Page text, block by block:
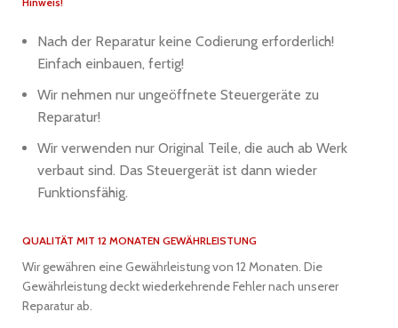
Nach der Reparatur keine Codierung erforderlich!
Einfach einbauen, fertig!
Wir nehmen nur ungeöffnete Steuergeräte zu
Reparatur!
Wir verwenden nur Original Teile, die auch ab Werk
verbaut sind. Das Steuergerät ist dann wieder
Funktionsfähig.
QUALITÄT MIT 12 MONATEN GEWÄHRLEISTUNG
Wir gewähren eine Gewährleistung von 12 Monaten. Die
Gewährleistung deckt wiederkehrende Fehler nach unserer
Reparatur ab.